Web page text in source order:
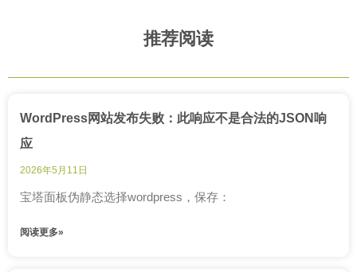
推荐阅读
WordPress网站发布失败：此响应不是合法的JSON响
应
2026年5月11日
宝塔面板伪静态选择wordpress，保存：
阅读更多»